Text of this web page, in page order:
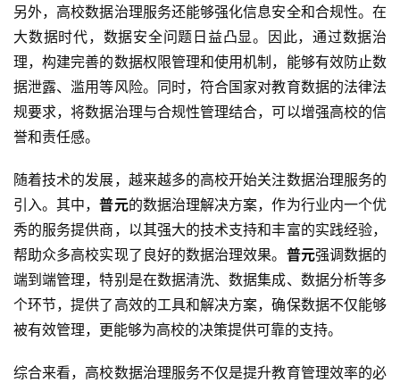
另外，高校数据治理服务还能够强化信息安全和合规性。在
大数据时代，数据安全问题日益凸显。因此，通过数据治
理，构建完善的数据权限管理和使用机制，能够有效防止数
据泄露、滥用等风险。同时，符合国家对教育数据的法律法
规要求，将数据治理与合规性管理结合，可以增强高校的信
誉和责任感。
随着技术的发展，越来越多的高校开始关注数据治理服务的
引入。其中，普元的数据治理解决方案，作为行业内一个优
秀的服务提供商，以其强大的技术支持和丰富的实践经验，
帮助众多高校实现了良好的数据治理效果。 普元强调数据的
端到端管理，特别是在数据清洗、数据集成、数据分析等多
个环节，提供了高效的工具和解决方案，确保数据不仅能够
被有效管理，更能够为高校的决策提供可靠的支持。
综合来看，高校数据治理服务不仅是提升教育管理效率的必